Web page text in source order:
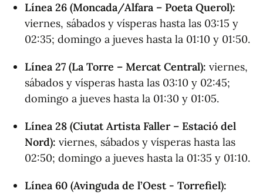
Línea 26 (Moncada/Alfara – Poeta Querol):
viernes, sábados y vísperas hasta las 03:15 y
02:35; domingo a jueves hasta la 01:10 y 01:50.
Línea 27 (La Torre – Mercat Central): viernes,
sábados y vísperas hasta las 03:10 y 02:45;
domingo a jueves hasta la 01:30 y 01:05.
Línea 28 (Ciutat Artista Faller – Estació del
Nord): viernes, sábados y vísperas hasta las
02:50; domingo a jueves hasta la 01:35 y 01:10.
Línea 60 (Avinguda de l’Oest - Torrefiel):